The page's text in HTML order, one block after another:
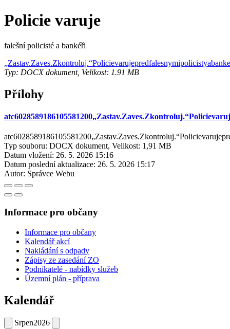
Policie varuje
falešní policisté a bankéři
Typ: DOCX dokument, Velikost: 1.91 MB
Přílohy
Typ souboru: DOCX dokument, Velikost: 1,91 MB
Datum vložení: 26. 5. 2026 15:16
Datum poslední aktualizace: 26. 5. 2026 15:17
Autor: Správce Webu
Informace pro občany
Informace pro občany
Kalendář akcí
Nakládání s odpady
Zápisy ze zasedání ZO
Podnikatelé - nabídky služeb
Územní plán - příprava
Kalendář
Srpen2026